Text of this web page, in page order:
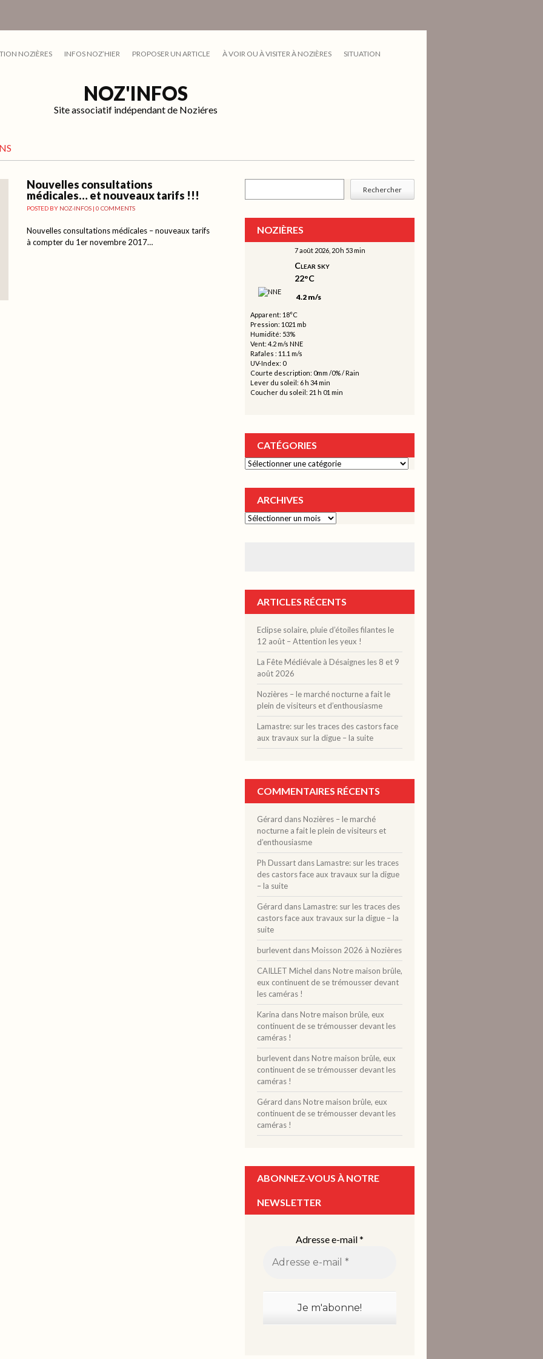
NOZIÈRES INFOS NOZ’HIER PROPOSER UN ARTICLE À VOIR OU À VISITER À NOZIÈRES SITUATION
NOZ'INFOS
Site associatif indépendant de Noziéres
Nouvelles consultations
médicales… et nouveaux tarifs !!!
POSTED BY NOZ-INFOS | 0 COMMENTS
Nouvelles consultations médicales – nouveaux tarifs
à compter du 1er novembre 2017…
Rechercher
NOZIÈRES
7 août 2026, 20 h 53 min
Clear sky
22°C
4.2 m/s
Apparent: 18°C
Pression: 1021 mb
Humidité: 53%
Vent: 4.2 m/s NNE
Rafales : 11.1 m/s
UV-Index: 0
Courte description: 0mm /0%/Rain
Lever du soleil: 6 h 34 min
Coucher du soleil: 21 h 01 min
CATÉGORIES
Catégories
ARCHIVES
Archives
ARTICLES RÉCENTS
Eclipse solaire, pluie d’étoiles filantes le
12 août – Attention les yeux !
La Fête Médiévale à Désaignes les 8 et 9
août 2026
Nozières – le marché nocturne a fait le
plein de visiteurs et d’enthousiasme
Lamastre: sur les traces des castors face
aux travaux sur la digue – la suite
COMMENTAIRES RÉCENTS
Gérard dansNozières – le marché
nocturne a fait le plein de visiteurs et
d’enthousiasme
Ph Dussart dansLamastre: sur les traces
des castors face aux travaux sur la digue
– la suite
Gérard dansLamastre: sur les traces des
castors face aux travaux sur la digue – la
suite
burlevent dansMoisson 2026 à Nozières
CAILLET Michel dansNotre maison brûle,
eux continuent de se trémousser devant
les caméras !
Karina dansNotre maison brûle, eux
continuent de se trémousser devant les
caméras !
burlevent dansNotre maison brûle, eux
continuent de se trémousser devant les
caméras !
Gérard dansNotre maison brûle, eux
continuent de se trémousser devant les
caméras !
ABONNEZ-VOUS À NOTRE
NEWSLETTER
Adresse e-mail*